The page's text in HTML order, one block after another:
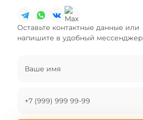
Оставьте контактные данные или
напишите в удобный мессенджер